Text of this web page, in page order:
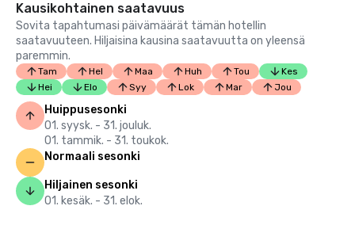
Kausikohtainen saatavuus
Sovita tapahtumasi päivämäärät tämän hotellin
saatavuuteen. Hiljaisina kausina saatavuutta on yleensä
paremmin.
Tam Hel Maa Huh Tou
Kes
Hei
Elo Syy Lok Mar Jou
Huippusesonki
01. syysk. - 31. jouluk.
01. tammik. - 31. toukok.
Normaali sesonki
Hiljainen sesonki
01. kesäk. - 31. elok.